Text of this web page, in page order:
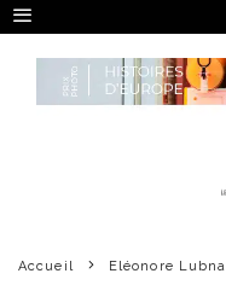
Accueil Eléonore Lubna